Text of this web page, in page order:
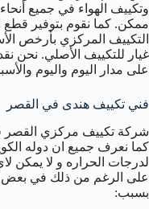
وتكييف الهواء في جميع
ممكن. كما نقوم بتوفير قطع
التكييف المركزي بأرخص
غيار للتكييف الأصلي. نحن
على مدار اليوم واليوم
فني تكييف هندى في القصر
شركة تكييف مركزي القصر
كما نعرف جميع ان دوله
لدرجات الحراره و لا يمكن
على الرغم من ذلك في بعض
بسبب: